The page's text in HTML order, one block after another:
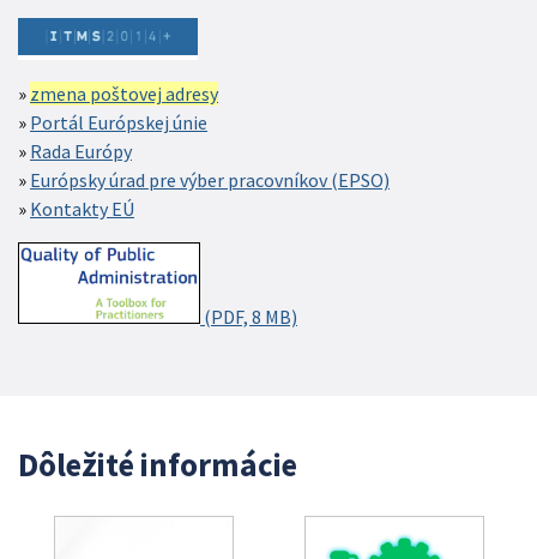
zmena poštovej adresy
Portál Európskej únie
Rada Európy
Európsky úrad pre výber pracovníkov (EPSO)
Kontakty EÚ
(PDF, 8 MB)
Dôležité informácie